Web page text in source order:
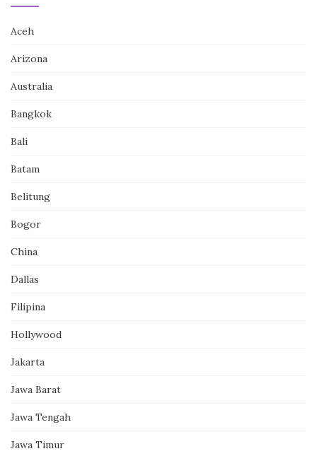
Aceh
Arizona
Australia
Bangkok
Bali
Batam
Belitung
Bogor
China
Dallas
Filipina
Hollywood
Jakarta
Jawa Barat
Jawa Tengah
Jawa Timur